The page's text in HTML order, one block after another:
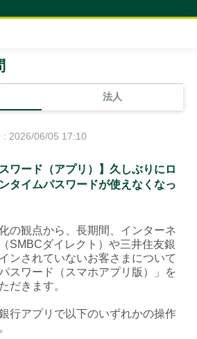
法人
: 2026/06/05 17:10
ワード（アプリ）】久しぶりにロ
タイムパスワードが使えなくなっ
の観点から、長期間、インターネ
SMBCダイレクト）や三井住友銀
ンされていないお客さまについて
スワード（スマホアプリ版）」を
だきます。
行アプリで以下のいずれかの操作